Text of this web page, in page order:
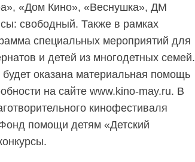
«Дом Кино», «Веснушка», ДМ
свободный. Также в рамках
специальных мероприятий для
и детей из многодетных семей.
оказана материальная помощь
на сайте www.kino-may.ru. В
кинофестиваля
помощи детям «Детский